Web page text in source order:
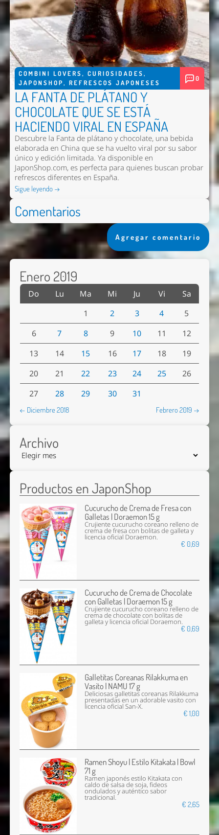
COMBINI LOVERS, CURIOSIDADES,
JAPONSHOP, REFRESCOS JAPONESES
0
LA FANTA DE PLÁTANO Y
CHOCOLATE QUE SE ESTÁ
HACIENDO VIRAL EN ESPAÑA
Descubre la Fanta de plátano y chocolate, una bebida
elaborada en China que se ha vuelto viral por su sabor
único y edición limitada. Ya disponible en
JaponShop.com, es perfecta para quienes buscan probar
refrescos diferentes en España.
Sigue leyendo →
Comentarios
Agregar comentario
Enero 2019
Do Lu Ma Mi Ju Vi
Sa
1
2 3 4
5
6
7 8 9 10 11
12
13
14 15 16 17 18
19
20
21 22 23 24 25
26
27
28 29 30 31
← Diciembre 2018 Febrero 2019 →
Archivo
Productos en JaponShop
Cucurucho de Crema de Fresa con
Galletas | Doraemon 15 g
Crujiente cucurucho coreano relleno de
crema de fresa con bolitas de galleta y
licencia oficial Doraemon.
€ 0,69
Cucurucho de Crema de Chocolate
con Galletas | Doraemon 15 g
Crujiente cucurucho coreano relleno de
crema de chocolate con bolitas de
galleta y licencia oficial Doraemon.
€ 0,69
Galletitas Coreanas Rilakkuma en
Vasito | NAMU 17 g
Deliciosas galletitas coreanas Rilakkuma
presentadas en un adorable vasito con
licencia oficial San-X.
€ 1,00
Ramen Shoyu | Estilo Kitakata | Bowl
71 g
Ramen japonés estilo Kitakata con
caldo de salsa de soja, fideos
ondulados y auténtico sabor
tradicional.
€ 2,65